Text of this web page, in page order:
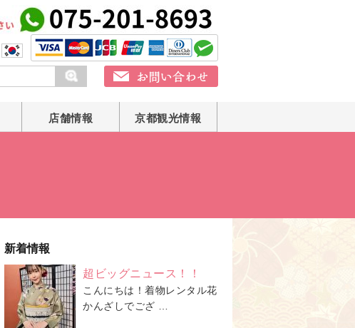
店舗情報 京都観光情報
新着情報
超ビッグニュース！！
こんにちは！着物レンタル花
かんざしでござ …